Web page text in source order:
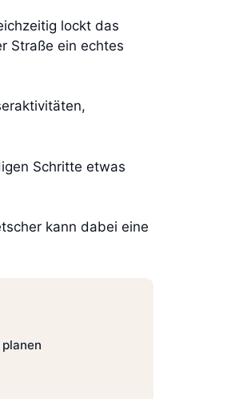
lockt das
Straße ein echtes
Schritte etwas
kann dabei eine